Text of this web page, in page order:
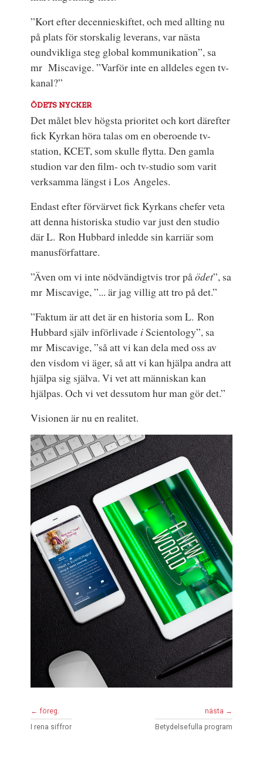
”Kort efter decennieskiftet, och med allting nu
på plats för storskalig leverans, var nästa
oundvikliga steg global kommunikation”, sa
mr Miscavige. ”Varför inte en alldeles egen tv-
kanal?”
ÖDETS NYCKER
Det målet blev högsta prioritet och kort därefter
fick Kyrkan höra talas om en oberoende tv-
station, KCET, som skulle flytta. Den gamla
studion var den film- och tv-studio som varit
verksamma längst i Los Angeles.
Endast efter förvärvet fick Kyrkans chefer veta
att denna historiska studio var just den studio
där L. Ron Hubbard inledde sin karriär som
manusförfattare.
”Även om vi inte nödvändigtvis tror påödet”, sa
mr Miscavige, ”... är jag villig att tro på det.”
”Faktum är att det är en historia som L. Ron
Hubbard själv införlivade iScientology”, sa
mr Miscavige, ”så att vi kan dela med oss av
den visdom vi äger, så att vi kan hjälpa andra att
hjälpa sig själva. Vi vet att människan kan
hjälpas. Och vi vet dessutom hur man gör det.”
Visionen är nu en realitet.
← föreg.
I rena siffror
nästa →
Betydelsefulla program